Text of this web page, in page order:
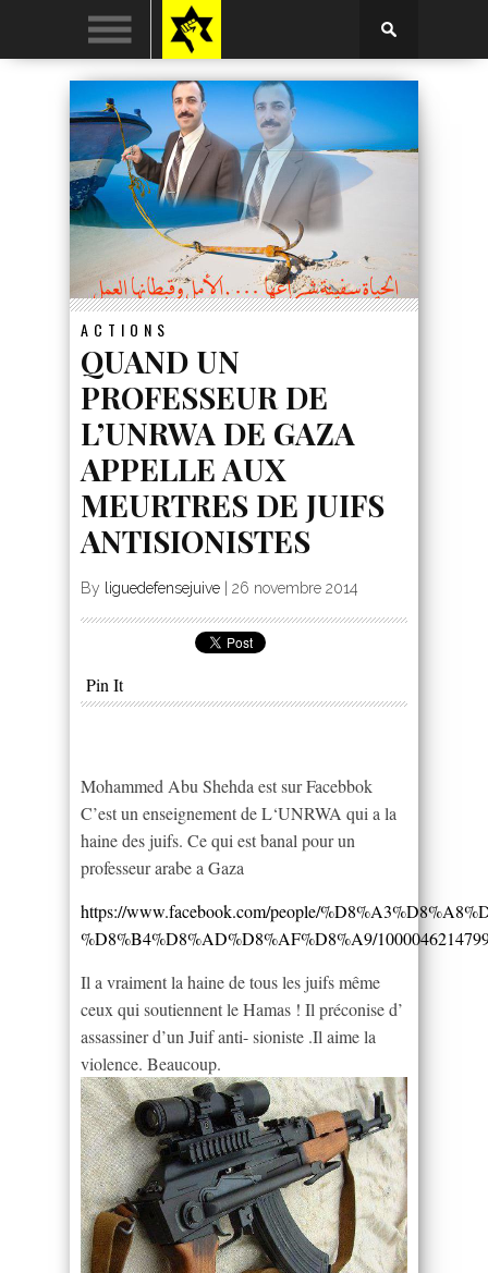
ACTIONS
QUAND UN
PROFESSEUR DE
L’UNRWA DE GAZA
APPELLE AUX
MEURTRES DE JUIFS
ANTISIONISTES
By liguedefensejuive 26 novembre 2014
Pin It
Mohammed Abu Shehda est sur Facebbok
C’est un enseignement de L‘UNRWA qui a la
haine des juifs. Ce qui est banal pour un
professeur arabe a Gaza
https://www.facebook.com/people/
%D8%B4%D8%AD%D8%AF%D8%A9/
Il a vraiment la haine de tous les juifs même
ceux qui soutiennent le Hamas ! Il préconise d’
assassiner d’un Juif anti- sioniste .Il aime la
violence. Beaucoup.